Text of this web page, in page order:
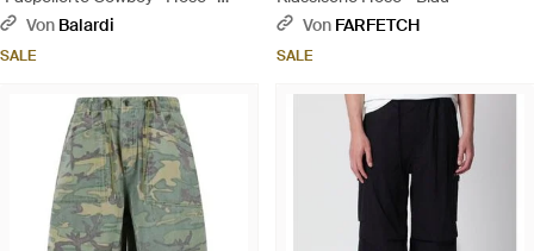
Schwarz
Von Balardi
SALE
Von FARFETCH
SALE